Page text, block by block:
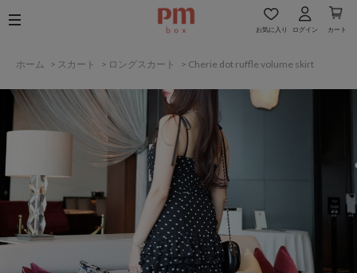
お気に入り ログイン カート
ホーム > スカート > ロングスカート > Cherie dot ruffle volume skirt